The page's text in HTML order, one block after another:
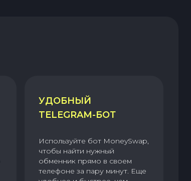
УДОБНЫЙ
TELEGRAM-БОТ
Используйте бот MoneySwap,
чтобы найти нужный
обменник прямо в своем
телефоне за пару минут. Еще